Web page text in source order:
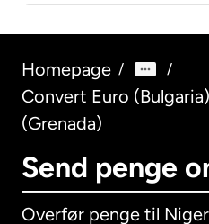
Homepage / /
Convert Euro
(Grenada)
Send penge
Overfør penge til